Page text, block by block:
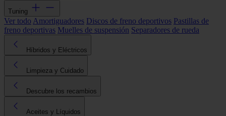
Tuning
Ver todo Amortiguadores Discos de freno deportivos Pastillas de
freno deportivas Muelles de suspensión Separadores de rueda
Híbridos y Eléctricos
Limpieza y Cuidado
Descubre los recambios
Aceites y Líquidos